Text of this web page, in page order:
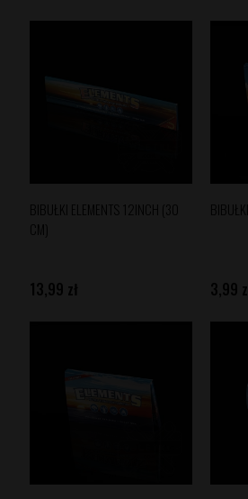
BIBUŁKI ELEMENTS 12INCH (30
CM)
13,99 zł 3,99